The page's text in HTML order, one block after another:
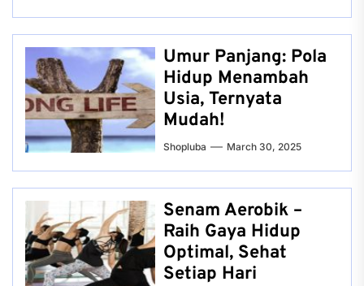
Umur Panjang: Pola
Hidup Menambah
Usia, Ternyata
Mudah!
Shopluba March 30, 2025
Senam Aerobik –
Raih Gaya Hidup
Optimal, Sehat
Setiap Hari